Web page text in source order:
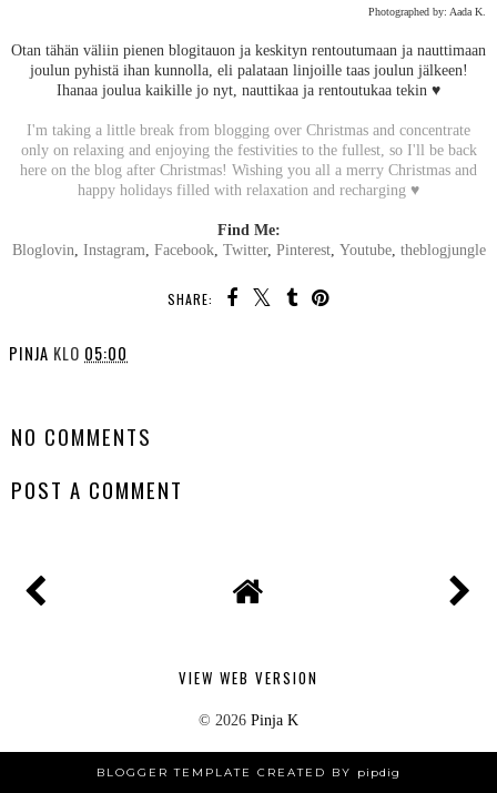
Photographed by: Aada K.
Otan tähän väliin pienen blogitauon ja keskityn rentoutumaan ja nauttimaan
joulun pyhistä ihan kunnolla, eli palataan linjoille taas joulun jälkeen!
Ihanaa joulua kaikille jo nyt, nauttikaa ja rentoutukaa tekin ♥︎
I'm taking a little break from blogging over Christmas and concentrate
only on relaxing and enjoying the festivities to the fullest, so I'll be back
here on the blog after Christmas! Wishing you all a merry Christmas and
happy holidays filled with relaxation and recharging ♥︎
Find Me:
Bloglovin Instagram Facebook, Twitter, Pinterest, Youtube, theblogjungle
SHARE:
PINJA KLO 05:00
NO COMMENTS
POST A COMMENT
VIEW WEB VERSION
© 2026 Pinja K
BLOGGER TEMPLATE CREATED BY pipdig